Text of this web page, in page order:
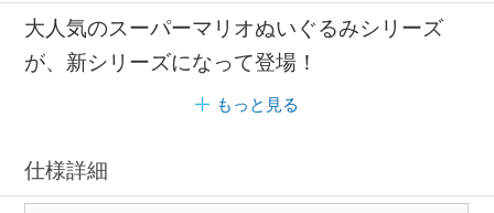
大人気のスーパーマリオぬいぐるみシリーズ
が、新シリーズになって登場！
もっと見る
仕様詳細